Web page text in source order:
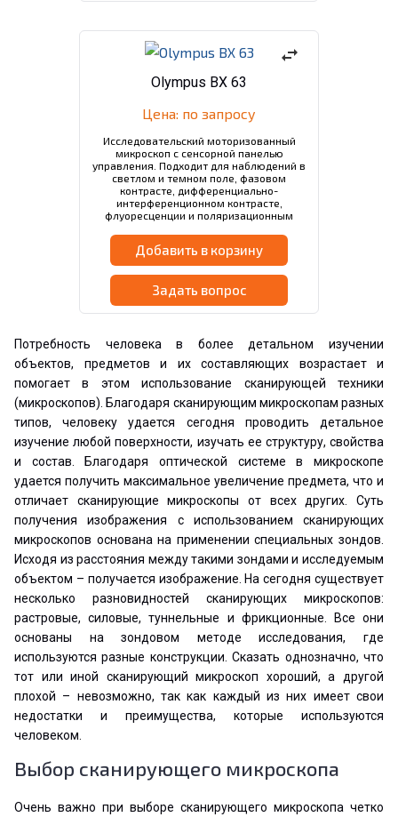
swap_horiz
Olympus BX 63
Цена: по запросу
Исследовательский моторизованный
микроскоп с сенсорной панелью
управления. Подходит для наблюдений в
светлом и темном поле, фазовом
контрасте, дифференциально-
интерференционном контрасте,
флуоресценции и поляризационным
Добавить в корзину
Задать вопрос
Потребность человека в более детальном изучении
объектов, предметов и их составляющих возрастает и
помогает в этом использование сканирующей техники
(микроскопов). Благодаря сканирующим микроскопам разных
типов, человеку удается сегодня проводить детальное
изучение любой поверхности, изучать ее структуру, свойства
и состав. Благодаря оптической системе в микроскопе
удается получить максимальное увеличение предмета, что и
отличает сканирующие микроскопы от всех других. Суть
получения изображения с использованием сканирующих
микроскопов основана на применении специальных зондов.
Исходя из расстояния между такими зондами и исследуемым
объектом – получается изображение. На сегодня существует
несколько разновидностей сканирующих микроскопов:
растровые, силовые, туннельные и фрикционные. Все они
основаны на зондовом методе исследования, где
используются разные конструкции. Сказать однозначно, что
тот или иной сканирующий микроскоп хороший, а другой
плохой – невозможно, так как каждый из них имеет свои
недостатки и преимущества, которые используются
человеком.
Выбор сканирующего микроскопа
Очень важно при выборе сканирующего микроскопа четко